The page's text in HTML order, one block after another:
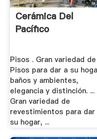
Cerámica Del
Pacífico
Pisos . Gran variedad de
Pisos para dar a su
baños y ambientes,
elegancia y distinción. ...
Gran variedad de
revestimientos para dar
su hogar, ...